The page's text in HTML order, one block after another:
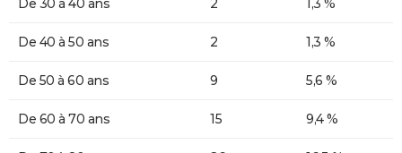
De 30 à 40 ans 2 1,3 %
De 40 à 50 ans 2 1,3 %
De 50 à 60 ans 9 5,6 %
De 60 à 70 ans 15 9,4 %